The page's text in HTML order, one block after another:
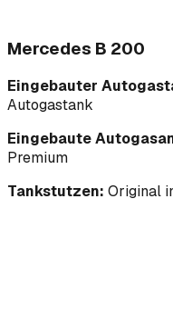
Mercedes B 200
Eingebauter
Autogastank
Eingebaute
Premium
Tankstutzen: Original